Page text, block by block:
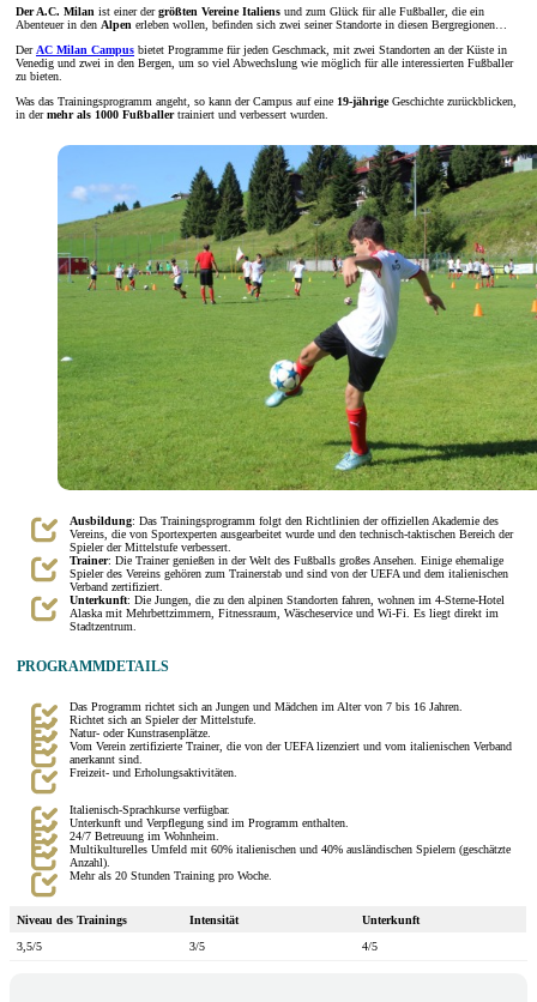
Der A.C. Milan ist einer dergrößten VereineItaliens und zum Glück für alle Fußballer, die ein
Abenteuer in den Alpen erleben wollen, befinden sich zwei seiner Standorte in diesen Bergregionen…
Der AC Milan Campus bietet Programme für jeden Geschmack, mit zwei Standorten an der Küste in
Venedig und zwei in den Bergen, um so viel Abwechslung wie möglich für alle interessierten Fußballer
zu bieten.
Was das Trainingsprogramm angeht, so kann der Campus auf eine 19-jährigeGeschichte zurückblicken,
in dermehr als 1000 Fußballertrainiert und verbessert wurden.
Ausbildung: Das Trainingsprogramm folgt den Richtlinien der offiziellen Akademie des
Vereins, die von Sportexperten ausgearbeitet wurde und den technisch-taktischen Bereich der
Spieler der Mittelstufe verbessert.
Trainer: Die Trainer genießen in der Welt des Fußballs großes Ansehen. Einige ehemalige
Spieler des Vereins gehören zum Trainerstab und sind von der UEFA und dem italienischen
Verband zertifiziert.
Unterkunft: Die Jungen, die zu den alpinen Standorten fahren, wohnen im 4-Sterne-Hotel
Alaska mit Mehrbettzimmern, Fitnessraum, Wäscheservice und Wi-Fi. Es liegt direkt im
Stadtzentrum.
PROGRAMMDETAILS
Das Programm richtet sich an Jungen und Mädchen im Alter von 7 bis 16 Jahren.
Richtet sich an Spieler der Mittelstufe.
Natur- oder Kunstrasenplätze.
Vom Verein zertifizierte Trainer, die von der UEFA lizenziert und vom italienischen Verband
anerkannt sind.
Freizeit- und Erholungsaktivitäten.
Italienisch-Sprachkurse verfügbar.
Unterkunft und Verpflegung sind im Programm enthalten.
24/7 Betreuung im Wohnheim.
Multikulturelles Umfeld mit 60% italienischen und 40% ausländischen Spielern (geschätzte
Anzahl).
Mehr als 20 Stunden Training pro Woche.
Niveau des Trainings Intensität
Unterkunft
3,5/5
3/5 4/5